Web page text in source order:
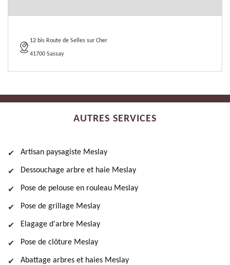
12 bis Route de Selles sur Cher
41700 Sassay
AUTRES SERVICES
Artisan paysagiste Meslay
Dessouchage arbre et haie Meslay
Pose de pelouse en rouleau Meslay
Pose de grillage Meslay
Elagage d'arbre Meslay
Pose de clôture Meslay
Abattage arbres et haies Meslay